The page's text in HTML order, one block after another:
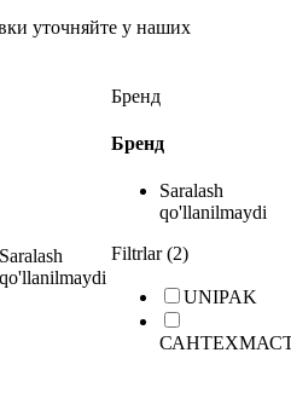
уточняйте у наших
Saralash
qo'llanilmaydi
Бренд
Бренд
Saralash
qo'llanilmaydi
Filtrlar (2)
UNIPAK